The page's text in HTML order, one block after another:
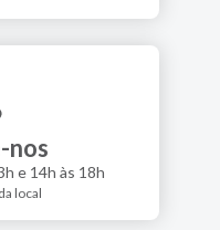
nos
e 14h às 18h
local